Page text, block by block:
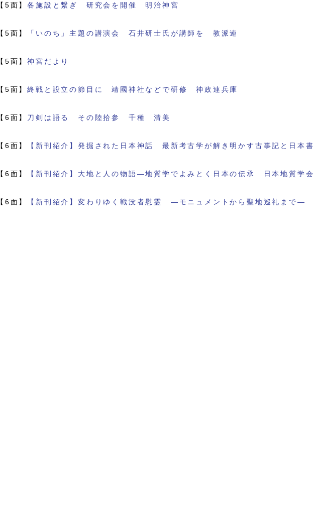
【5面】各施設と繋ぎ 研究会を開催 明治神宮
【5面】 「いのち」主題の講演会 石井研士氏が講師を 教派連
【5面】神宮だより
【5面】終戦と設立の節目に 靖國神社などで研修 神政連兵庫
【6面】 刀剣は語る その陸拾参 千種 清美
【6面】 【新刊紹介】発掘された日本神話 最新考古学が解き明かす古事記と日本
【6面】 【新刊紹介】大地と人の物語―地質学でよみとく日本の伝承 日本地質学会
【6面】 【新刊紹介】変わりゆく戦没者慰霊 ―モニュメントから聖地巡礼まで―